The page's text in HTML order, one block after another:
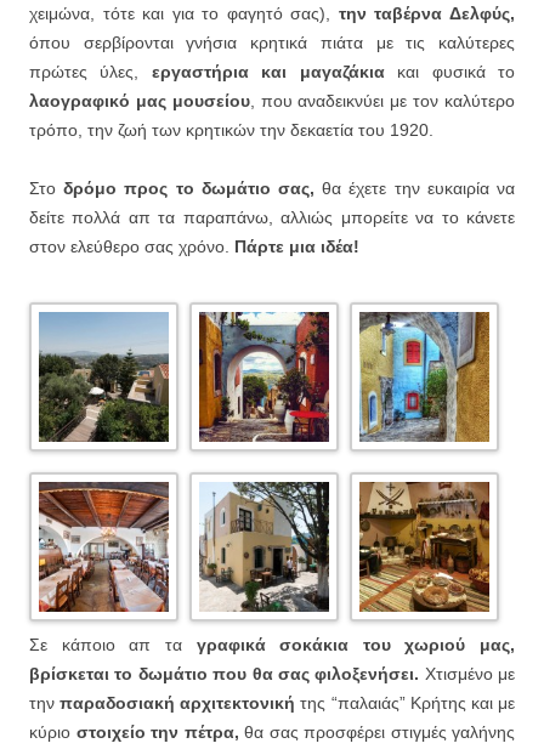
χειμώνα, τότε και για το φαγητό σας), την ταβέρνα Δελφύς,
όπου σερβίρονται γνήσια κρητικά πιάτα με τις καλύτερες
πρώτες ύλες, εργαστήρια και μαγαζάκιακαι φυσικά το
λαογραφικό μας μουσείου, που αναδεικνύει με τον καλύτερο
τρόπο, την ζωή των κρητικών την δεκαετία του 1920.
Στοδρόμο προς το δωμάτιο σας, θα έχετε την ευκαιρία να
δείτε πολλά απ τα παραπάνω, αλλιώς μπορείτε να το κάνετε
στον ελεύθερο σας χρόνο. Πάρτε μια ιδέα!
Σε κάποιο απ τα γραφικά σοκάκια του χωριού μας,
βρίσκεται το δωμάτιο που θα σας φιλοξενήσει. Χτισμένο με
τηνπαραδοσιακή αρχιτεκτονική της “παλαιάς” Κρήτης και με
κύριο στοιχείο την πέτρα, θα σας προσφέρει στιγμές γαλήνης